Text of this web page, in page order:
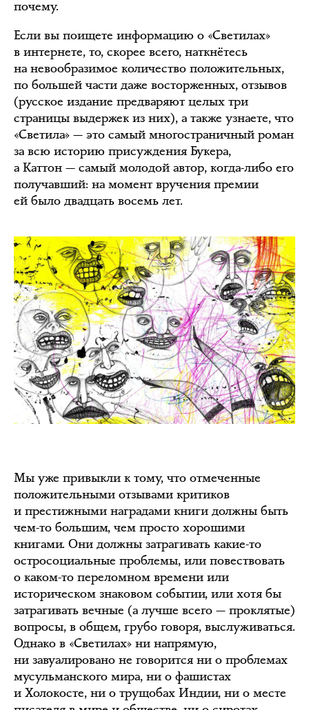
почему.
Если вы поищете информацию о «Светилах»
в интернете, то, скорее всего, наткнётесь
на невообразимое количество положительных,
по большей части даже восторженных, отзывов
(русское издание предваряют целых три
страницы выдержек из них), а также узнаете, что
«Светила» — это самый многостраничный роман
за всю историю присуждения Букера,
а Каттон — самый молодой автор, когда-либо его
получавший: на момент вручения премии
ей было двадцать восемь лет.
Мы уже привыкли к тому, что отмеченные
положительными отзывами критиков
и престижными наградами книги должны быть
чем-то большим, чем просто хорошими
книгами. Они должны затрагивать какие-то
остросоциальные проблемы, или повествовать
о каком-то переломном времени или
историческом знаковом событии, или хотя бы
затрагивать вечные (а лучше всего — проклятые)
вопросы, в общем, грубо говоря, выслуживаться.
Однако в «Светилах» ни напрямую,
ни завуалировано не говорится ни о проблемах
мусульманского мира, ни о фашистах
и Холокосте, ни о трущобах Индии, ни о месте